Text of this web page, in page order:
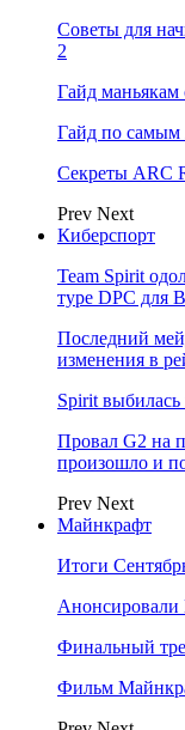
Советы для
2
Гайд маньякам
Гайд по самым
Секреты ARC
Prev Next
Киберспорт
Team Spirit
туре DPC для
Последний
изменения в
Spirit
Провал G2 на
произошло и
Prev Next
Майнкрафт
Итоги
Анонсировали
Финальный
Фильм